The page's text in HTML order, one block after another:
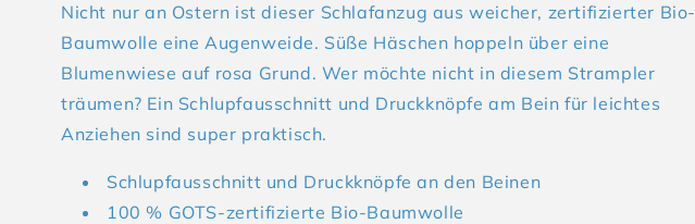
Nicht nur an Ostern ist dieser Schlafanzug aus weicher, zertifizierter Bio-
Baumwolle eine Augenweide. Süße Häschen hoppeln über eine
Blumenwiese auf rosa Grund. Wer möchte nicht in diesem Strampler
träumen? Ein Schlupfausschnitt und Druckknöpfe am Bein für leichtes
Anziehen sind super praktisch.
Schlupfausschnitt und Druckknöpfe an den Beinen
100 % GOTS-zertifizierte Bio-Baumwolle